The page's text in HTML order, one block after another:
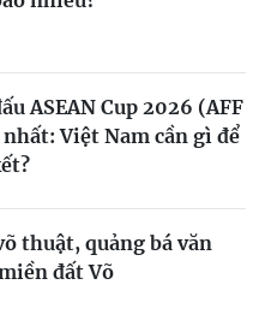
ASEAN Cup 2026 (AFF
Việt Nam cần gì để
thuật, quảng bá văn
đất Võ